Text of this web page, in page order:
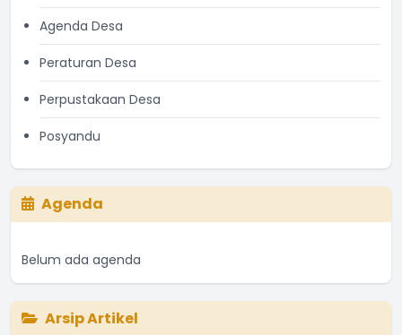
Agenda Desa
Peraturan Desa
Perpustakaan Desa
Posyandu
Agenda
Belum ada agenda
Arsip Artikel